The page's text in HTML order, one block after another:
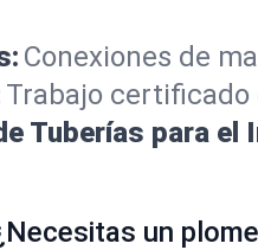
Conexiones de
Trabajo certificado
Tuberías para el
un